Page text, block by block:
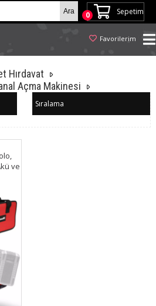
Sepetim
0
Favorilerim
Hırdavat
Açma Makinesi
Sıralama
ve